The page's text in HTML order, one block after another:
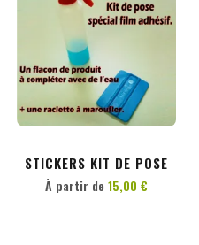
STICKERS KIT DE POSE
PERSONNALISER
À partir de 15,00 €